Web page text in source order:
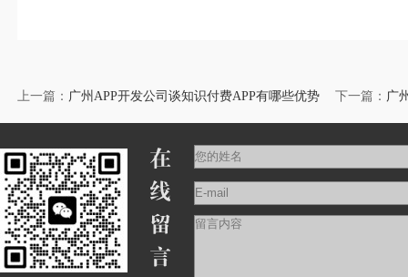
上一篇： 广州APP开发公司谈知识付费APP有哪些优势 下一篇： 广